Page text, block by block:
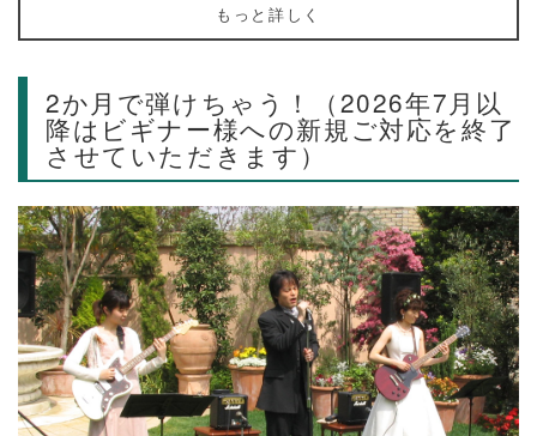
もっと詳しく
2か月で弾けちゃう！（2026年7月以
降はビギナー様への新規ご対応を終了
させていただきます）